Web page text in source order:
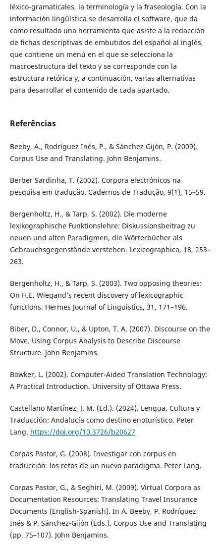
léxico‑gramaticales, la terminología y la fraseología. Con la
información lingüística se desarrolla el software, que da
como resultado una herramienta que asiste a la redacción
de fichas descriptivas de embutidos del español al inglés,
que contiene un menú en el que se selecciona la
macroestructura del texto y se corresponde con la
estructura retórica y, a continuación, varias alternativas
para desarrollar el contenido de cada apartado.
Referências
Beeby, A., Rodríguez Inés, P., & Sánchez Gijón, P. (2009).
Corpus Use and Translating. John Benjamins.
Berber Sardinha, T. (2002). Corpora electrônicos na
pesquisa em tradução. Cadernos de Tradução, 9(1), 15–59.
Bergenholtz, H., & Tarp, S. (2002). Die moderne
lexikographische Funktionslehre: Diskussionsbeitrag zu
neuen und alten Paradigmen, die Wörterbücher als
Gebrauchsgegenstände verstehen. Lexicographica, 18, 253–
263.
Bergenholtz, H., & Tarp, S. (2003). Two opposing theories:
On H.E. Wiegand’s recent discovery of lexicographic
functions. Hermes Journal of Linguistics, 31, 171–196.
Biber, D., Connor, U., & Upton, T. A. (2007). Discourse on the
Move. Using Corpus Analysis to Describe Discourse
Structure. John Benjamins.
Bowker, L. (2002). Computer-Aided Translation Technology:
A Practical Introduction. University of Ottawa Press.
Castellano Martínez, J. M. (Ed.). (2024). Lengua, Cultura y
Traducción: Andalucía como destino enoturístico. Peter
Lang. https://doi.org/10.3726/b20627
Corpas Pastor, G. (2008). Investigar con corpus en
traducción: los retos de un nuevo paradigma. Peter Lang.
Corpas Pastor, G., & Seghiri, M. (2009). Virtual Corpora as
Documentation Resources: Translating Travel Insurance
Documents (English-Spanish). In A. Beeby, P. Rodríguez
Inés & P. Sánchez-Gijón (Eds.), Corpus Use and Translating
(pp. 75–107). John Benjamins.